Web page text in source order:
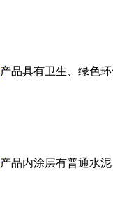
产品具有卫生、绿色
产品内涂层有普通水